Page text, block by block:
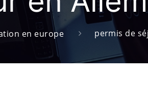
en europe permis de